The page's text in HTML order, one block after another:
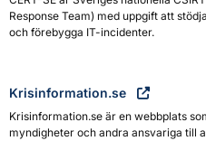
Response Team) med uppgift att
och förebygga IT-incidenter.
Krisinformation.se
Krisinformation.se är en webbplats
myndigheter och andra ansvariga till